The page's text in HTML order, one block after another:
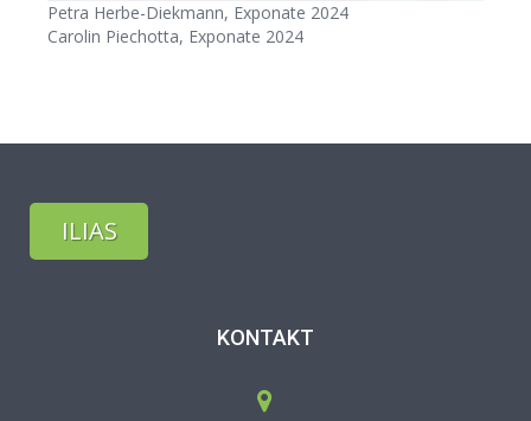
Petra Herbe-Diekmann, Exponate 2024
Carolin Piechotta, Exponate 2024
ILIAS
KONTAKT